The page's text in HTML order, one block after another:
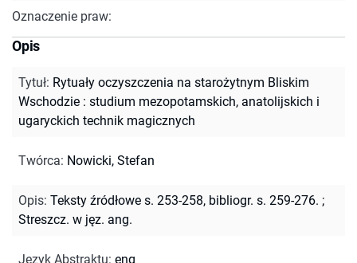
Oznaczenie praw:
Opis
Tytuł: Rytuały oczyszczenia na starożytnym Bliskim
Wschodzie : studium mezopotamskich, anatolijskich i
ugaryckich technik magicznych
Twórca: Nowicki, Stefan
Opis: Teksty źródłowe s. 253-258, bibliogr. s. 259-276. ;
Streszcz. w jęz. ang.
Język Abstraktu: eng